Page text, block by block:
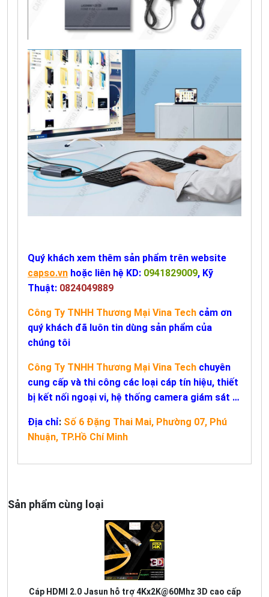
Quý khách xem thêm sản phẩm trên website
capso.vn hoặc liên hệ KD: 0941829009, Kỹ
Thuật: 0824049889
Công Ty TNHH Thương Mại Vina Tech cảm ơn
quý khách đã luôn tin dùng sản phẩm của
chúng tôi
Công Ty TNHH Thương Mại Vina Tech chuyên
cung cấp và thi công các loại cáp tín hiệu, thiết
bị kết nối ngoại vi, hệ thống camera giám sát …
Địa chỉ: Số 6 Đặng Thai Mai, Phường 07, Phú
Nhuận, TP.Hồ Chí Minh
Sản phẩm cùng loại
Cáp HDMI 2.0 Jasun hỗ trợ 4Kx2K@60Mhz 3D cao cấp